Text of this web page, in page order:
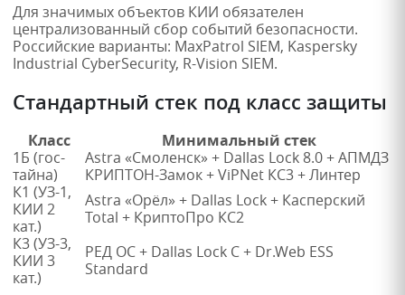
Для значимых объектов КИИ обязателен
централизованный сбор событий безопасности.
Российские варианты: MaxPatrol SIEM, Kaspersky
Industrial CyberSecurity, R-Vision SIEM.
Стандартный стек под класс защиты
Класс
Минимальный стек
1Б (гос-
тайна)
Astra «Смоленск» + Dallas Lock 8.0 + АПМДЗ
КРИПТОН-Замок + ViPNet КС3 + Линтер
К1 (УЗ-1,
КИИ 2
кат.)
Astra «Орёл» + Dallas Lock + Касперский
Total + КриптоПро КС2
К3 (УЗ-3,
КИИ 3
кат.)
РЕД ОС + Dallas Lock C + Dr.Web ESS
Standard